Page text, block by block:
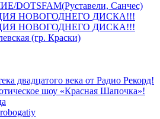
DOTSFAM(Руставели, Санчес)
НОВОГОДНЕГО ДИСКА!!!
НОВОГОДНЕГО ДИСКА!!!
(гр. Краски)
двадцатого века от Радио Рекорд!
шоу «Красная Шапочка»!